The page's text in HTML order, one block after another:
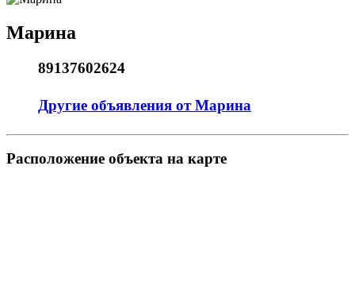
Марина
89137602624
Другие объявления от Марина
Pасположение объекта на карте